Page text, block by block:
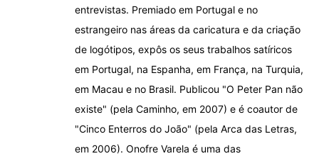
entrevistas. Premiado em Portugal e no
estrangeiro nas áreas da caricatura e da criação
de logótipos, expôs os seus trabalhos satíricos
em Portugal, na Espanha, em França, na Turquia,
em Macau e no Brasil. Publicou "O Peter Pan não
existe" (pela Caminho, em 2007) e é coautor de
"Cinco Enterros do João" (pela Arca das Letras,
em 2006). Onofre Varela é uma das